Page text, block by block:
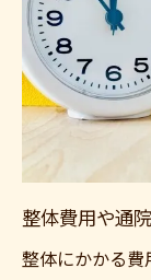
整体費用や通
整体にかかる費